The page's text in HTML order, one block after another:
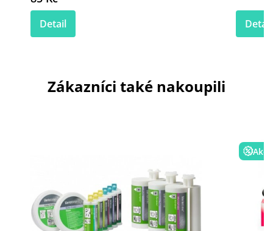
Detail Detail
Zákazníci také nakoupili
Akce